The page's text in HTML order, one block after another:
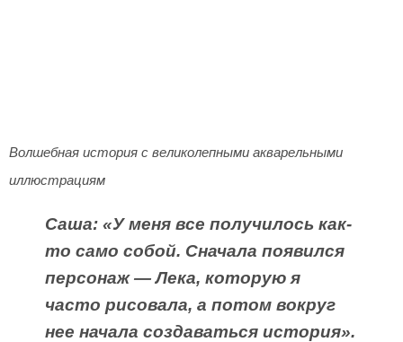
Волшебная история с великолепными акварельными
иллюстрациям
Саша: «У меня все получилось как-
то само собой. Сначала появился
персонаж — Лека, которую я
часто рисовала, а потом вокруг
нее начала создаваться история».